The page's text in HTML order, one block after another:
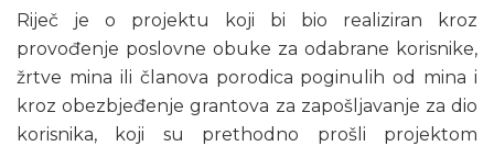
Riječ je o projektu koji bi bio realiziran kroz
provođenje poslovne obuke za odabrane korisnike,
žrtve mina ili članova porodica poginulih od mina i
kroz obezbjeđenje grantova za zapošljavanje za dio
korisnika, koji su prethodno prošli projektom